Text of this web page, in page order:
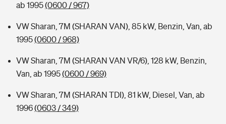
Tools
Kinderunfall-Check: Mehr Sicherheit für deine Kids
Sie haben Fragen?
ab 1995(0600 / 967)
VW Sharan, 7M (SHARAN VAN), 85 kW, Benzin, Van, ab
1995(0600 / 968)
VW Sharan, 7M (SHARAN VAN VR/6), 128 kW, Benzin,
Van, ab 1995(0600 / 969)
VW Sharan, 7M (SHARAN TDI), 81 kW, Diesel, Van, ab
1996(0603 / 349)